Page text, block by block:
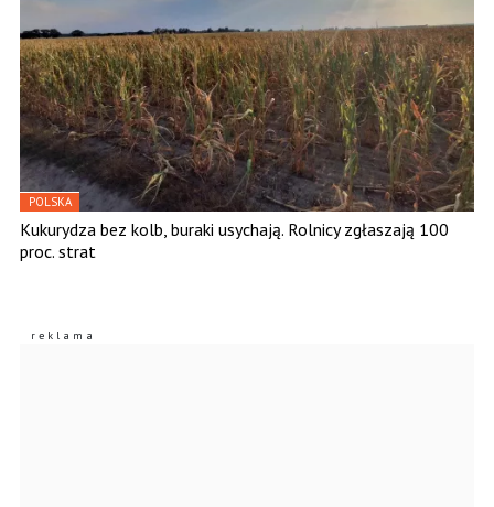
POLSKA
Kukurydza bez kolb, buraki usychają. Rolnicy zgłaszają 100
proc. strat